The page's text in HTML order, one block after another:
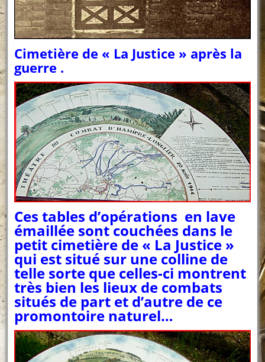
Cimetière de « La Justice » après la
guerre .
Ces tables d’opérations en lave
émaillée sont couchées dans le
petit cimetière de « La Justice »
qui est situé sur une colline de
telle sorte que celles-ci montrent
très bien les lieux de combats
situés de part et d’autre de ce
promontoire naturel…